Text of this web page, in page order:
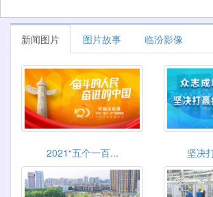
新闻图片 图片故事 临汾影像
2021“五个一百... 坚决